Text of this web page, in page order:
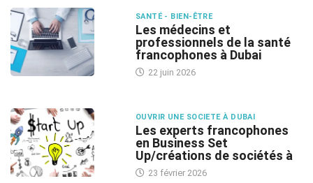
SANTÉ - BIEN-ÊTRE
Les médecins et
professionnels de la santé
francophones à Dubai
22 juin 2026
OUVRIR UNE SOCIETE À DUBAI
Les experts francophones
en Business Set
Up/créations de sociétés à
23 février 2026